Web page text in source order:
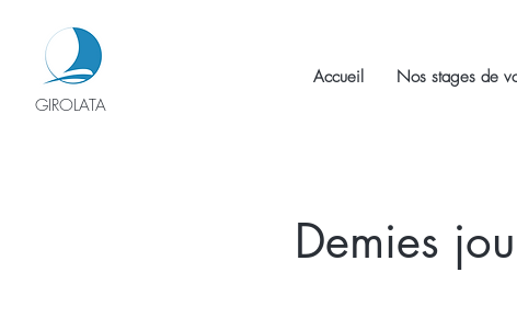
Accueil Nos stages de
GIROLATA
Demies